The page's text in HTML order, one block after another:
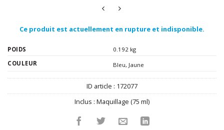
Ce produit est actuellement en rupture et indisponible.
POIDS
0.192 kg
COULEUR
Bleu, Jaune
ID article : 172077
Inclus : Maquillage (75 ml)